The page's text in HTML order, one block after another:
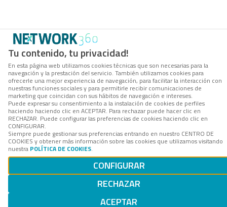
Tu contenido, tu privacidad!
En esta página web utilizamos cookies técnicas que son necesarias para la
navegación y la prestación del servicio. También utilizamos cookies para
ofrecerle una mejor experiencia de navegación, para facilitar la interacción con
nuestras funciones sociales y para permitirle recibir comunicaciones de
marketing que coincidan con sus hábitos de navegación e intereses.
Puede expresar su consentimiento a la instalación de cookies de perfiles
haciendo haciendo clic en ACEPTAR. Para rechazar puede hacer clic en
RECHAZAR. Puede configurar las preferencias de cookies haciendo clic en
CONFIGURAR.
Siempre puede gestionar sus preferencias entrando en nuestro CENTRO DE
COOKIES y obtener más información sobre las cookies que utilizamos visitando
nuestra POLÍTICA DE COOKIES.
CONFIGURAR
RECHAZAR
ACEPTAR